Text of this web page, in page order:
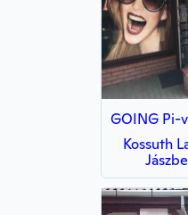
Kossuth